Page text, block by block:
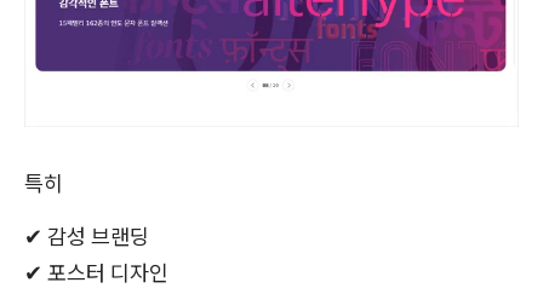
특히
✔ 감성 브랜딩
✔ 포스터 디자인